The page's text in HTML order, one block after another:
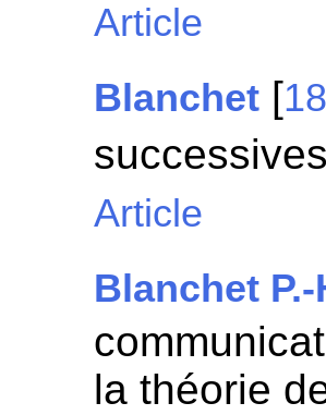
Article
Blanchet [
Article
Blanchet P.-
la théorie